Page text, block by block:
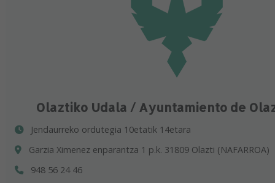
Olaztiko Udala / Ayuntamiento de
Jendaurreko ordutegia 10etatik 14etara
Garzia Ximenez enparantza 1 p.k. 31809 Olazti (NAFARROA)
948 56 24 46